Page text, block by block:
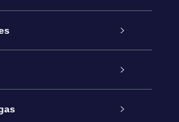
line
da OSR